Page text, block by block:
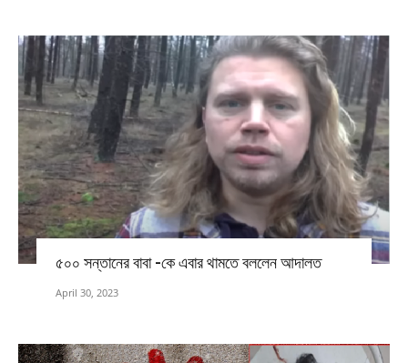
৫০০ সন্তানের বাবা -কে এবার থামতে বললেন আদালত
April 30, 2023